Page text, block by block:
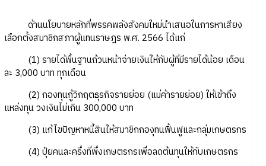
ด้านนโยบายหลักที่พรรคพลังสังคมใหม่นำเสนอในการหาเสียง
เลือกตั้งสมาชิกสภาผู้แทนราษฎร พ.ศ. 2566 ได้แก่
(1) รายได้พื้นฐานถ้วนหน้าจ่ายเงินให้กับผู้ที่มีรายได้น้อย เดือน
ละ 3,000 บาท ทุกเดือน
(2) กองทุนกู้วิกฤตธุรกิจรายย่อย (แม่ค้ารายย่อย) ให้เข้าถึง
แหล่งทุน วงเงินไม่เกิน 300,000 บาท
(3) แก้ไขปัญหาหนี้สินให้สมาชิกกองุทนฟื้นฟูและกลุ่มเกษตรกร
(4) ปุ๋ยคนละครึ่งที่พึ่งเกษตรกรเพื่อลดต้นทุนให้กับเกษตรกร